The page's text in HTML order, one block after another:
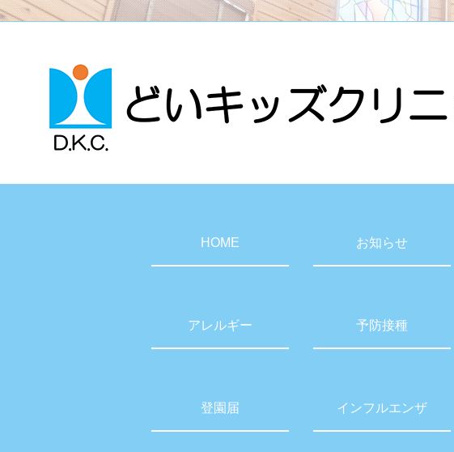
HOME お知らせ
アレルギー 予防接種
登園届 インフルエンザ